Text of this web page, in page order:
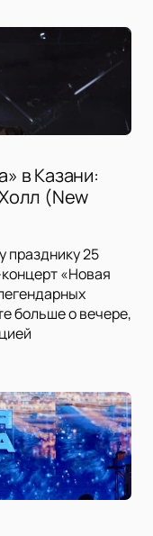
в Казани:
(New
празднику 25
«Новая
больше о вечере,